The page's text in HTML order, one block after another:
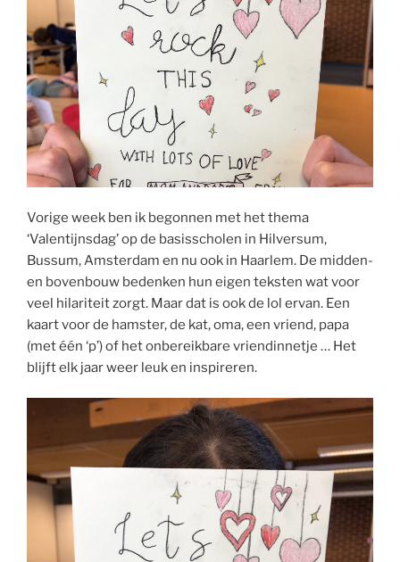
Vorige week ben ik begonnen met het thema
‘Valentijnsdag’ op de basisscholen in Hilversum,
Bussum, Amsterdam en nu ook in Haarlem. De midden-
en bovenbouw bedenken hun eigen teksten wat voor
veel hilariteit zorgt. Maar dat is ook de lol ervan. Een
kaart voor de hamster, de kat, oma, een vriend, papa
(met één ‘p’) of het onbereikbare vriendinnetje … Het
blijft elk jaar weer leuk en inspireren.